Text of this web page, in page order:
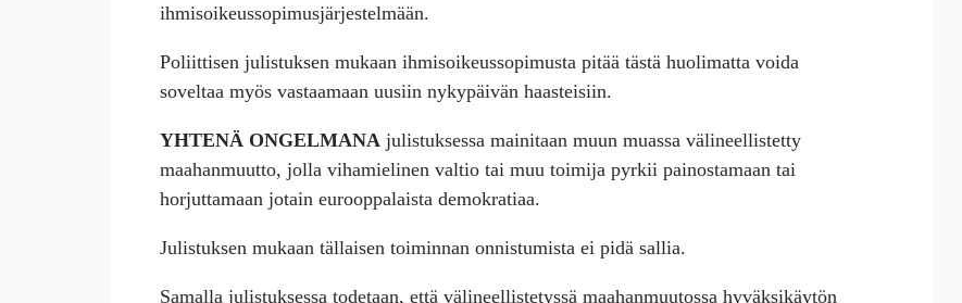
ihmisoikeussopimusjärjestelmään.
Poliittisen julistuksen mukaan ihmisoikeussopimusta pitää tästä huolimatta voida
soveltaa myös vastaamaan uusiin nykypäivän haasteisiin.
YHTENÄ ONGELMANA julistuksessa mainitaan muun muassa välineellistetty
maahanmuutto, jolla vihamielinen valtio tai muu toimija pyrkii painostamaan tai
horjuttamaan jotain eurooppalaista demokratiaa.
Julistuksen mukaan tällaisen toiminnan onnistumista ei pidä sallia.
Samalla julistuksessa todetaan, että välineellistetyssä maahanmuutossa hyväksikäytön